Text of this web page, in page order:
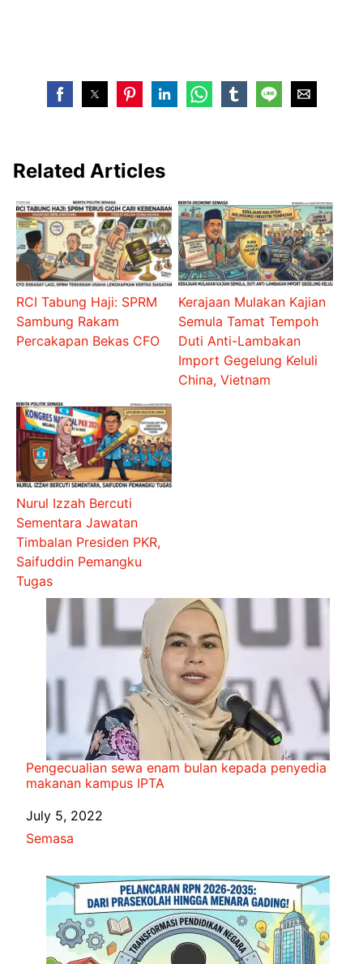
Related Articles
RCI Tabung Haji: SPRM
Sambung Rakam
Percakapan Bekas CFO
Kerajaan Mulakan Kajian
Semula Tamat Tempoh
Duti Anti-Lambakan
Import Gegelung Keluli
China, Vietnam
Nurul Izzah Bercuti
Sementara Jawatan
Timbalan Presiden PKR,
Saifuddin Pemangku
Tugas
Pengecualian sewa enam bulan kepada penyedia
makanan kampus IPTA
Date
July 5, 2022
In relation to
Semasa